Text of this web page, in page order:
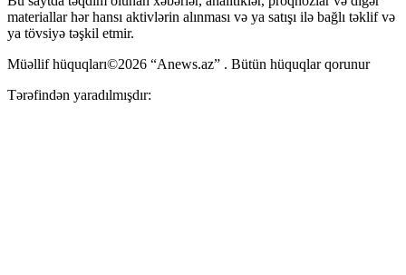
materiallar hər hansı aktivlərin alınması və ya satışı ilə bağlı təklif və
ya tövsiyə təşkil etmir.
Müəllif hüquqları©2026 “Anews.az” . Bütün hüquqlar qorunur
Tərəfindən yaradılmışdır: